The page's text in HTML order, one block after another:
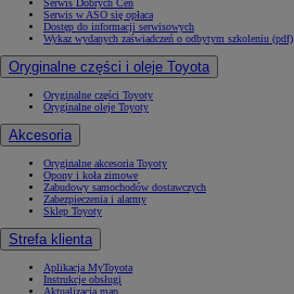
Serwis Dobrych Cen
Serwis w ASO się opłaca
Dostęp do informacji serwisowych
Wykaz wydanych zaświadczeń o odbytym szkoleniu (pdf)
Oryginalne części i oleje Toyota
Oryginalne części Toyoty
Oryginalne oleje Toyoty
Akcesoria
Oryginalne akcesoria Toyoty
Opony i koła zimowe
Zabudowy samochodów dostawczych
Zabezpieczenia i alarmy
Sklep Toyoty
Strefa klienta
Aplikacja MyToyota
Instrukcje obsługi